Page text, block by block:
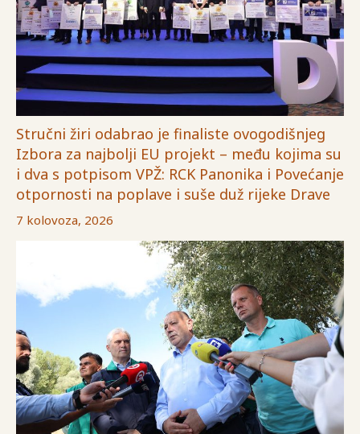
Stručni žiri odabrao je finaliste ovogodišnjeg
Izbora za najbolji EU projekt – među kojima su
i dva s potpisom VPŽ: RCK Panonika i Povećanje
otpornosti na poplave i suše duž rijeke Drave
7 kolovoza, 2026